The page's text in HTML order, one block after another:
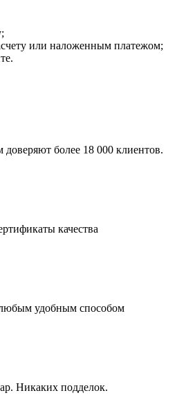
или наложенным платежом;
более 18 000 клиентов.
качества
удобным способом
Никаких подделок.